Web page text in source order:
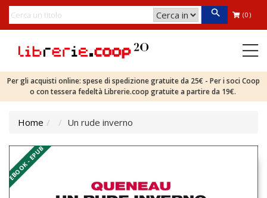
(0)
Per gli acquisti online: spese di spedizione gratuite da 25€ - Per i soci Coop
o con tessera fedeltà Librerie.coop gratuite a partire da 19€.
Home Un rude inverno
EBOOK - EPUB